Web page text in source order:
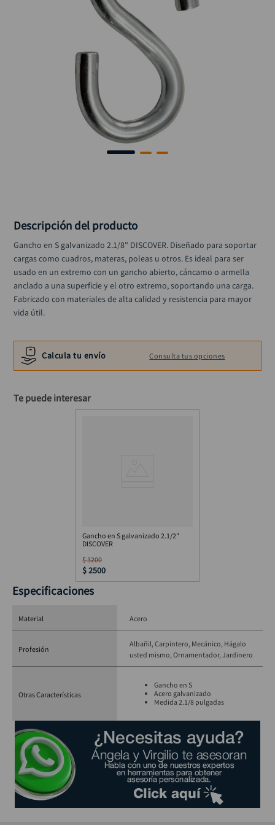
Descripción del producto
Gancho en S galvanizado 2.1/8" DISCOVER. Diseñado para soportar
cargas como cuadros, materas, poleas u otros. Es ideal para ser
usado en un extremo con un gancho abierto, cáncamo o armella
anclado a una superficie y el otro extremo, soportando una carga.
Fabricado con materiales de alta calidad y resistencia para mayor
vida útil.
Calcula tu envío Consulta tus opciones
Te puede interesar
Gancho en S galvanizado 2.1/2"
DISCOVER
$3200
$2500
Especificaciones
Material Acero
Profesión
Albañil Carpintero Mecánico Hágalo
usted mismo Ornamentador Jardinero
Otras Características
Gancho en S
Acero galvanizado
Medida 2.1/8 pulgadas